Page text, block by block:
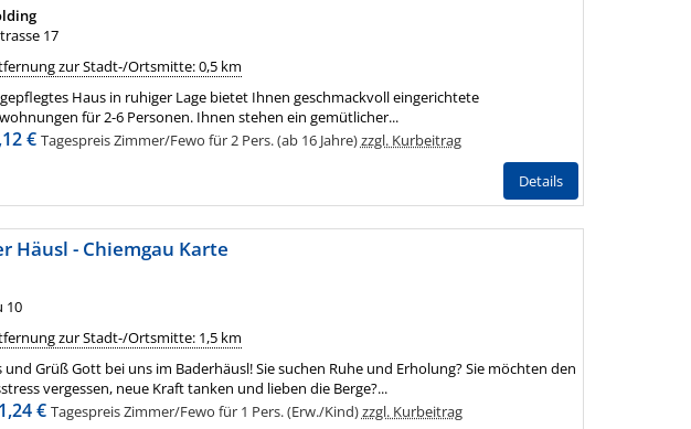
17
zur Stadt-/Ortsmitte: 0,5 km
Haus in ruhiger Lage bietet Ihnen geschmackvoll eingerichtete
für 2-6 Personen. Ihnen stehen ein gemütlicher...
€ Tagespreis Zimmer/Fewo für 2 Pers. (ab 16 Jahre)zzgl. Kurbeitrag
Details
Häusl - Chiemgau Karte
10
zur Stadt-/Ortsmitte: 1,5 km
und Grüß Gott bei uns im Baderhäusl! Sie suchen Ruhe und Erholung? Sie möchten den
vergessen, neue Kraft tanken und lieben die Berge?...
€ Tagespreis Zimmer/Fewo für 1 Pers. (Erw./Kind)zzgl. Kurbeitrag